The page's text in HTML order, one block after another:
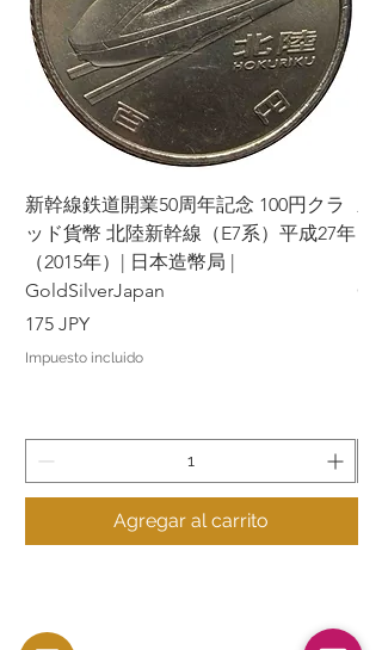
Agradecemos su comprensión y
cooperación. Su satisfacción es nuestra
prioridad y haremos todo lo posible
para brindarle una excelente
experiencia de compra.
Suministro de Información. La
información publicada en nuestro sitio
web y servicios es solo para fines
informativos generales y no pretende
ofrecer asesoramiento ni solicitar
información sobre inversiones. Nos
esforzamos por garantizar la precisión
de la información que proporcionamos,
pero no garantizamos su integridad ni
新幹線鉄道開業50周年記念 100円クラ
ッド貨幣 北陸新幹線（E7系）平成27年
（2015年）| 日本造幣局 |
GoldSilverJapan
Precio
175 JPY
Impuesto incluido
Agregar al carrito